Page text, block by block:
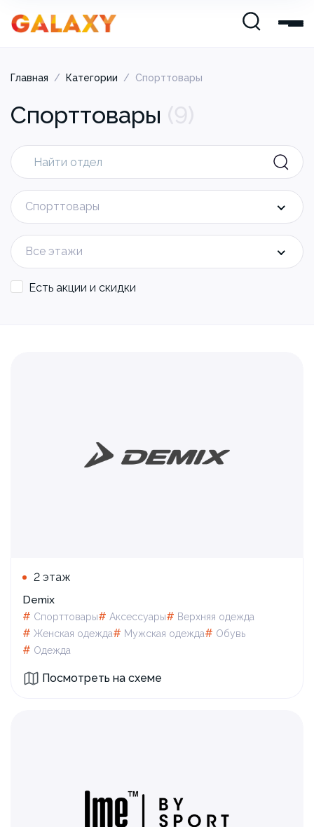
Главная / Категории / Спорттовары
Спорттовары
Спорттовары
Все этажи
Есть акции и скидки
2 этаж
Demix
# Спорттовары# Аксессуары# Верхняя одежда
# Женская одежда# Мужская одежда# Обувь
# Одежда
Посмотреть на схеме